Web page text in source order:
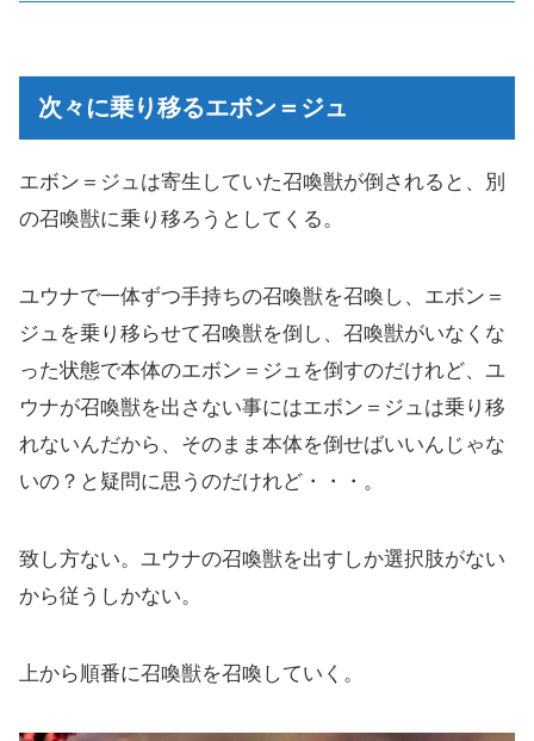
ビサイド村の人々
次々に乗り移るエボン＝ジュ
エボン＝ジュは寄生していた召喚獣が倒されると、別
の召喚獣に乗り移ろうとしてくる。
ユウナで一体ずつ手持ちの召喚獣を召喚し、エボン＝
ジュを乗り移らせて召喚獣を倒し、召喚獣がいなくな
った状態で本体のエボン＝ジュを倒すのだけれど、ユ
ウナが召喚獣を出さない事にはエボン＝ジュは乗り移
れないんだから、そのまま本体を倒せばいいんじゃな
いの？と疑問に思うのだけれど・・・。
致し方ない。ユウナの召喚獣を出すしか選択肢がない
から従うしかない。
上から順番に召喚獣を召喚していく。